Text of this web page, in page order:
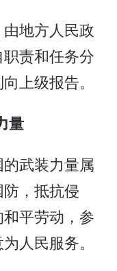
地方人民政
责和任务分
上级报告。
量
武装力量属
，抵抗侵
平劳动，参
人民服务。